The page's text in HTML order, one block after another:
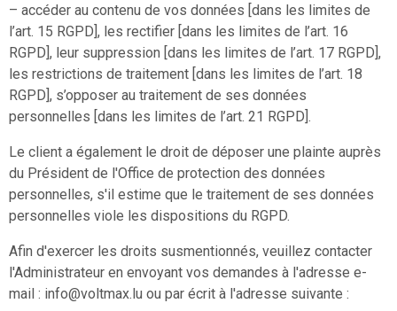
– accéder au contenu de vos données [dans les limites de
l’art. 15 RGPD], les rectifier [dans les limites de l’art. 16
RGPD], leur suppression [dans les limites de l’art. 17 RGPD],
les restrictions de traitement [dans les limites de l’art. 18
RGPD], s’opposer au traitement de ses données
personnelles [dans les limites de l’art. 21 RGPD].
Le client a également le droit de déposer une plainte auprès
du Président de l'Office de protection des données
personnelles, s'il estime que le traitement de ses données
personnelles viole les dispositions du RGPD.
Afin d'exercer les droits susmentionnés, veuillez contacter
l'Administrateur en envoyant vos demandes à l'adresse e-
mail : info@voltmax.lu ou par écrit à l'adresse suivante :